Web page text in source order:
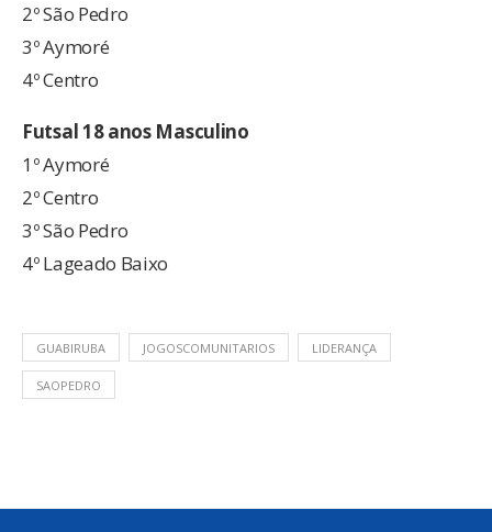
2º São Pedro
3º Aymoré
4º Centro
Futsal 18 anos Masculino
1º Aymoré
2º Centro
3º São Pedro
4º Lageado Baixo
GUABIRUBA JOGOSCOMUNITARIOS LIDERANÇA
SAOPEDRO